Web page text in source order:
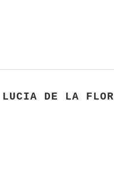
LUCIA DE LA FLOR